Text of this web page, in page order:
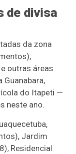
de divisa
da zona
outras áreas
Guanabara,
do Itapeti —
neste ano.
Jardim
Residencial